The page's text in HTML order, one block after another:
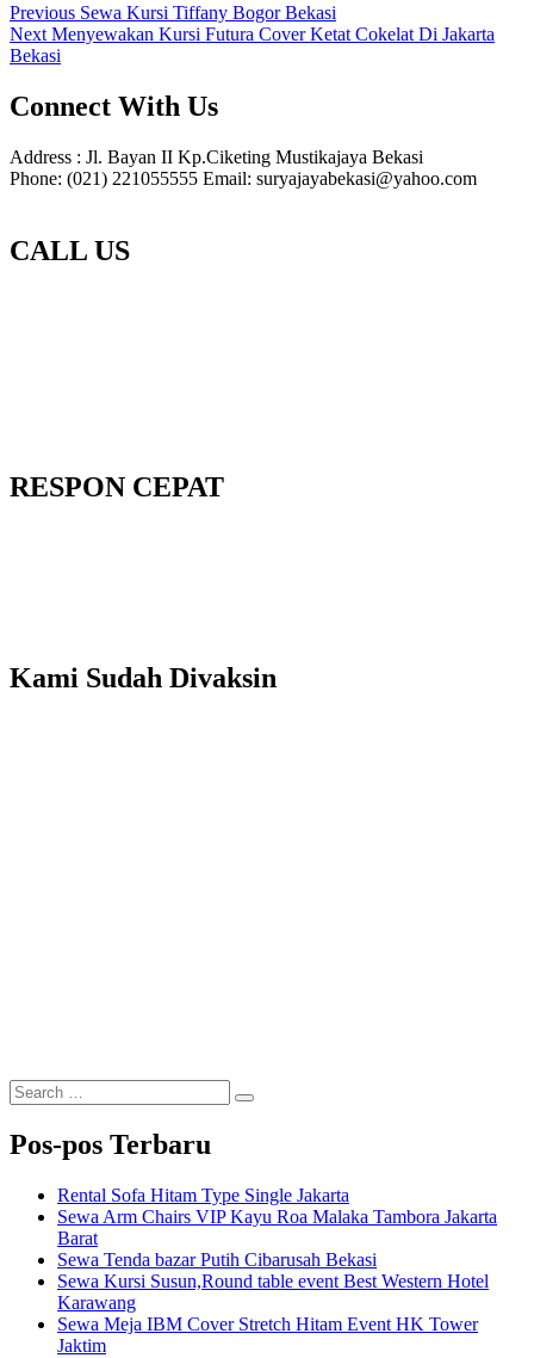
Navigasi
pos
Previous Previous
post:
Sewa Kursi Tiffany Bogor Bekasi
Next Next
post:
Menyewakan Kursi Futura Cover Ketat Cokelat Di Jakarta
Bekasi
Connect With Us
Address : Jl. Bayan II Kp.Ciketing Mustikajaya Bekasi
Phone: (021) 221055555 Email: suryajayabekasi@yahoo.com
CALL US
RESPON CEPAT
Kami Sudah Divaksin
Search
for:
Search
Pos-pos Terbaru
Rental Sofa Hitam Type Single Jakarta
Sewa Arm Chairs VIP Kayu Roa Malaka Tambora Jakarta
Barat
Sewa Tenda bazar Putih Cibarusah Bekasi
Sewa Kursi Susun,Round table event Best Western Hotel
Karawang
Sewa Meja IBM Cover Stretch Hitam Event HK Tower
Jaktim